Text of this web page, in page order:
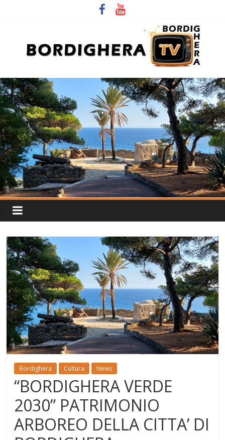
Bordighera Cultura News
“BORDIGHERA VERDE
2030” PATRIMONIO
ARBOREO DELLA CITTA’ DI